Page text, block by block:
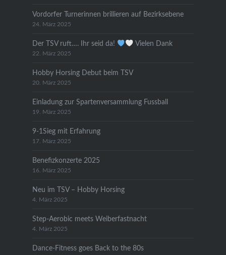
Vordorfer Turnerinnen brillieren auf Bezirksebene
24. März 2025
Der TSV ruft…. Ihr seid da! Vielen Dank
22. März 2025
Hobby Horsing Debut beim TSV
20. März 2025
Einladung zur Spartenversammlung Fussball
19. März 2025
9-1Sieg mit Erfahrung
17. März 2025
Benefizkonzerte 2025
16. März 2025
Neu im TSV – Hobby Horsing
4. März 2025
Step-Aerobic meets Weiberfastnacht
4. März 2025
Dance-Fitness goes Back to the 80s